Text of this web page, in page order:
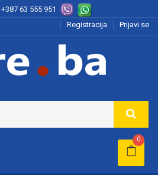
+387 63 555 951
Registracija
Prijavi se
0